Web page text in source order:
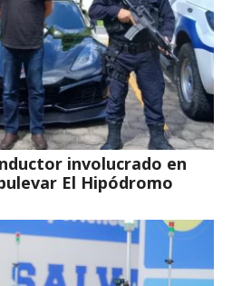
involucrado en
El Hipódromo